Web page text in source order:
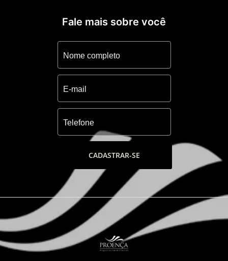
Fale mais sobre você
CADASTRAR-SE